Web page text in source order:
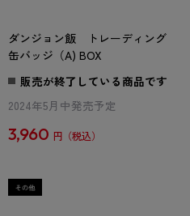
ダンジョン飯 トレーディング
缶バッジ（A) BOX
販売が終了している商品です
2024年5月中発売予定
3,960 円